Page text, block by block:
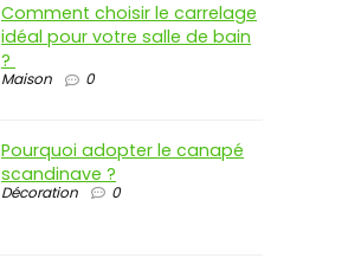
Comment choisir le carrelage
idéal pour votre salle de bain
?
Maison 0
Pourquoi adopter le canapé
scandinave ?
Décoration 0